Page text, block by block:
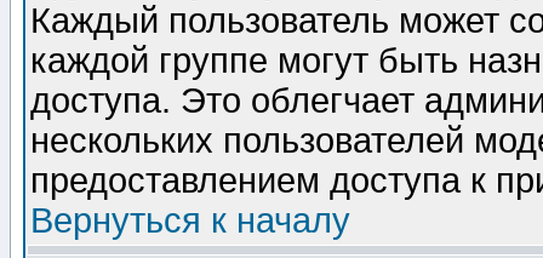
Каждый пользователь может
каждой группе могут быть
доступа. Это облегчает
нескольких пользователей
предоставлением доступа к
Вернуться к началу